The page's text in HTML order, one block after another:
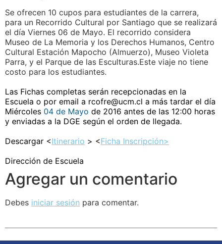
Se ofrecen 10 cupos para estudiantes de la carrera,
para un Recorrido Cultural por Santiago que se realizará
el día Viernes 06 de Mayo. El recorrido considera
Museo de La Memoria y los Derechos Humanos, Centro
Cultural Estación Mapocho (Almuerzo), Museo Violeta
Parra, y el Parque de las Esculturas.Este viaje no tiene
costo para los estudiantes.
Las Fichas completas serán recepcionadas en la
Escuela o por email a rcofre@ucm.cl a más tardar el día
Miércoles 04 de Mayo de 2016 antes de las 12:00 horas
y enviadas a la DGE según el orden de llegada.
Descargar <Itinerario > <Ficha Inscripción>
Dirección de Escuela
Agregar un comentario
Debes iniciar sesión para comentar.